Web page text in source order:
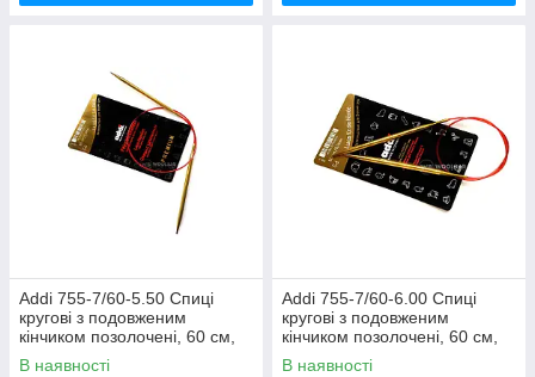
Addi 755-7/60-5.50 Спиці
кругові з подовженим
кінчиком позолочені, 60 см,
5.50 мм
В наявності
Addi 755-7/60-6.00 Спиці
кругові з подовженим
кінчиком позолочені, 60 см,
6.00 мм
В наявності